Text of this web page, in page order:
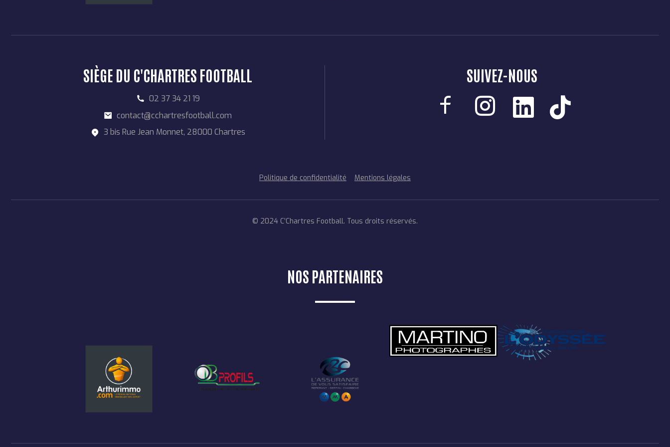
SIÈGE DU C'CHARTRES FOOTBALL
02 37 34 21 19
contact@cchartresfootball.com
3 bis Rue Jean Monnet, 28000 Chartres
SUIVEZ-NOUS
Politique de confidentialité Mentions légales
© 2024 C’Chartres Football. Tous droits réservés.
NOS PARTENAIRES